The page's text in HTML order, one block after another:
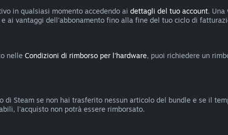
in qualsiasi momento accedendo ai dettagli del tuo account. Una
ai vantaggi dell'abbonamento fino alla fine del tuo ciclo di
nelle Condizioni di rimborso per l'hardware, puoi richiedere un
di Steam se non hai trasferito nessun articolo del bundle e se il
l'acquisto non potrà essere rimborsato.